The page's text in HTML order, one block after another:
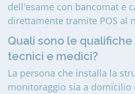
dell'esame con bancomat e
direttamente tramite POS al
Quali sono le
tecnici e medici?
La persona che installa la
monitoraggio sia a domicilio